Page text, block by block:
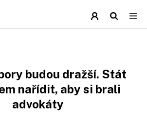
budou dražší. Stát
nařídit, aby si brali
advokáty